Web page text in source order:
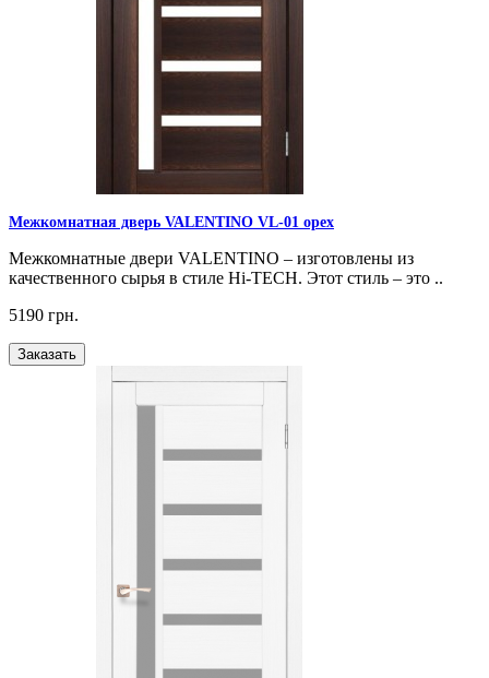
Межкомнатная дверь VALENTINO VL-01 орех
Межкомнатные двери VALENTINO – изготовлены из
качественного сырья в стиле Hi-TECH. Этот стиль – это ..
5190 грн.
Заказать